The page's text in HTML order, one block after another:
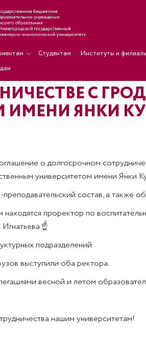
Студентам Институты и
С
ИМЕНИ ЯНКИ
о долгосрочном
университетом имени Янки
состав, а также
проректор по
☝
подразделений.
выступили оба ректора.
весной и летом
нашим университетам!